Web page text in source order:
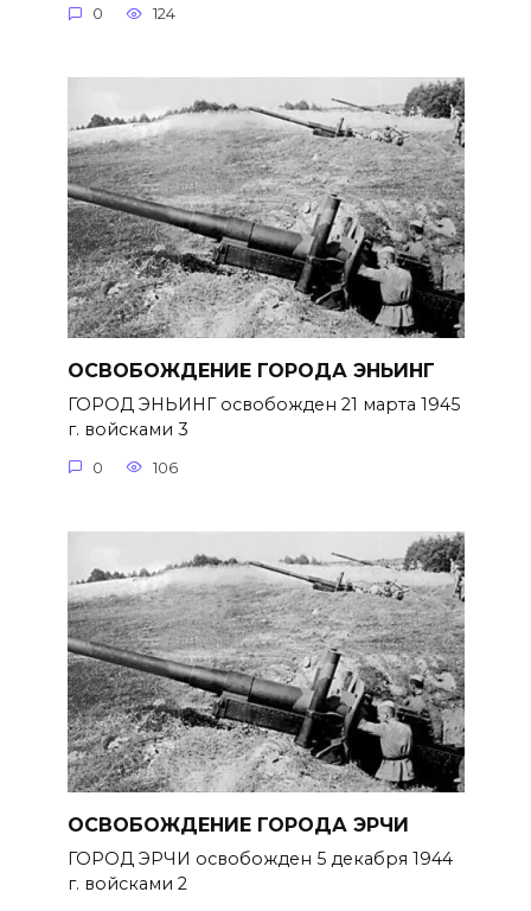
0 124
ОСВОБОЖДЕНИЕ ГОРОДА ЭНЬИНГ
ГОРОД ЭНЬИНГ освобожден 21 марта 1945
г. войсками 3
0 106
ОСВОБОЖДЕНИЕ ГОРОДА ЭРЧИ
ГОРОД ЭРЧИ освобожден 5 декабря 1944
г. войсками 2